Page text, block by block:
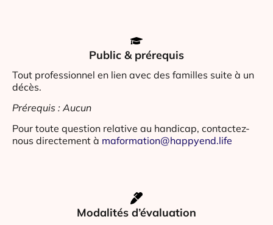
Public & prérequis
Tout professionnel en lien avec des familles suite à un
décès.
Prérequis : Aucun
Pour toute question relative au handicap, contactez-
nous directement à maformation@happyend.life
Modalités d’évaluation